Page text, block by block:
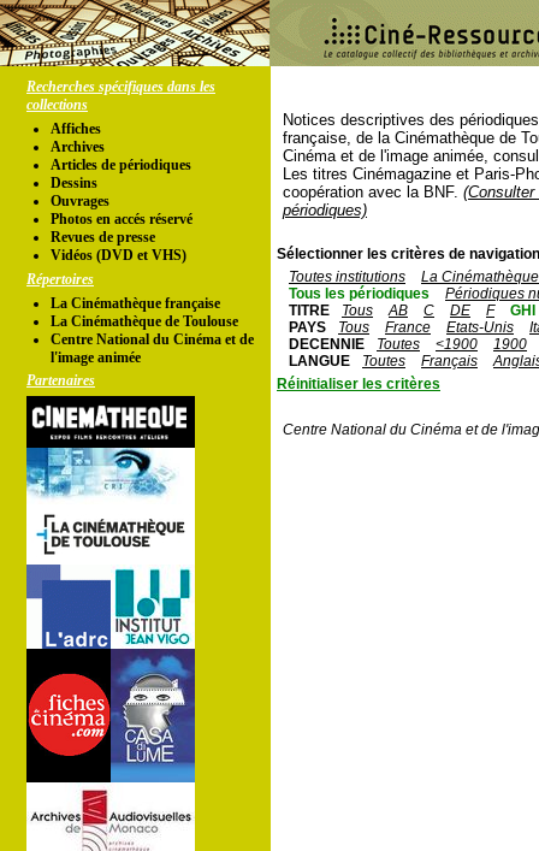
Recherches spécifiques dans les
collections
Affiches
Archives
Articles de périodiques
Dessins
Ouvrages
Photos en accés réservé
Revues de presse
Vidéos (DVD et VHS)
Répertoires
La Cinémathèque française
La Cinémathèque de Toulouse
Centre National du Cinéma et de
l'image animée
Partenaires
Notices descriptives des
française, de la Cinémathèque de
Cinéma et de l'image animée,
Les titres Cinémagazine et Paris-
coopération avec la BNF.
périodiques)
Sélectionner les critères de
Toutes institutions
La
Tous les périodiques
Périodiques
TITRE
Tous AB C DE F
GHI
PAYS
Tous France Etats-Unis
DECENNIE
Toutes <1900
1900
LANGUE
Toutes Français
Réinitialiser les critères
Centre National du Cinéma et de